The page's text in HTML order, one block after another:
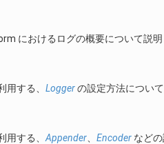
におけるログの概要について説明
用する、 Loggerの設定方法につい
用する、 Appender、 Encoderなどの